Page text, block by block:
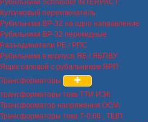
Рубильники Schneider INTERPACT
Кулачковый переключатель
Рубильники ВР-32 на одно направление
Рубильники ВР-32 перекидные
Разъединители РЕ / РПС
Рубильники в корпусе ЯБ / ЯБПВУ
Ящик силовой с рубильником ЯРП
Трансформаторы
трансформаторы тока ТТИ ИЭК
Трансформатор напряжения ОСМ
Трансформаторы тока Т-0.66 , ТШП